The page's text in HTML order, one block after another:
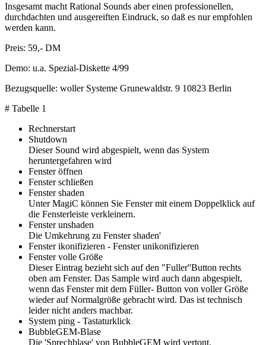
Insgesamt macht Rational Sounds aber einen professionellen,
durchdachten und ausgereiften Eindruck, so daß es nur empfohlen
werden kann.
Preis: 59,- DM
Demo: u.a. Spezial-Diskette 4/99
Bezugsquelle: woller Systeme Grunewaldstr. 9 10823 Berlin
# Tabelle 1
Rechnerstart
Shutdown
Dieser Sound wird abgespielt, wenn das System
heruntergefahren wird
Fenster öffnen
Fenster schließen
Fenster shaden
Unter MagiC können Sie Fenster mit einem Doppelklick auf
die Fensterleiste verkleinern.
Fenster unshaden
Die Umkehrung zu Fenster shaden'
Fenster ikonifizieren - Fenster unikonifizieren
Fenster volle Größe
Dieser Eintrag bezieht sich auf den "Fuller''Button rechts
oben am Fenster. Das Sample wird auch dann abgespielt,
wenn das Fenster mit dem Füller- Button von voller Größe
wieder auf Normalgröße gebracht wird. Das ist technisch
leider nicht anders machbar.
System ping - Tastaturklick
BubbleGEM-Blase
Die 'Sprechblase' von BubbleGEM wird vertont.